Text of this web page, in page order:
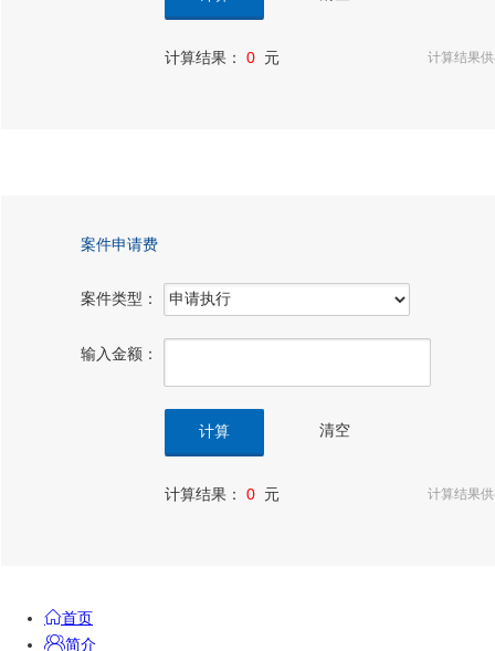
计算结果： 0 元 计算结果
案件申请费
案件类型：
输入金额：
计算结果： 0 元 计算结果
首页
简介